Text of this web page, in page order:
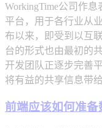
WorkingTime公司作
平台，用于各行业从
布以来，即受到以互
台的形式也由最初的
开发团队正逐步完善
将有益的共享信息带
前端应该如何准备